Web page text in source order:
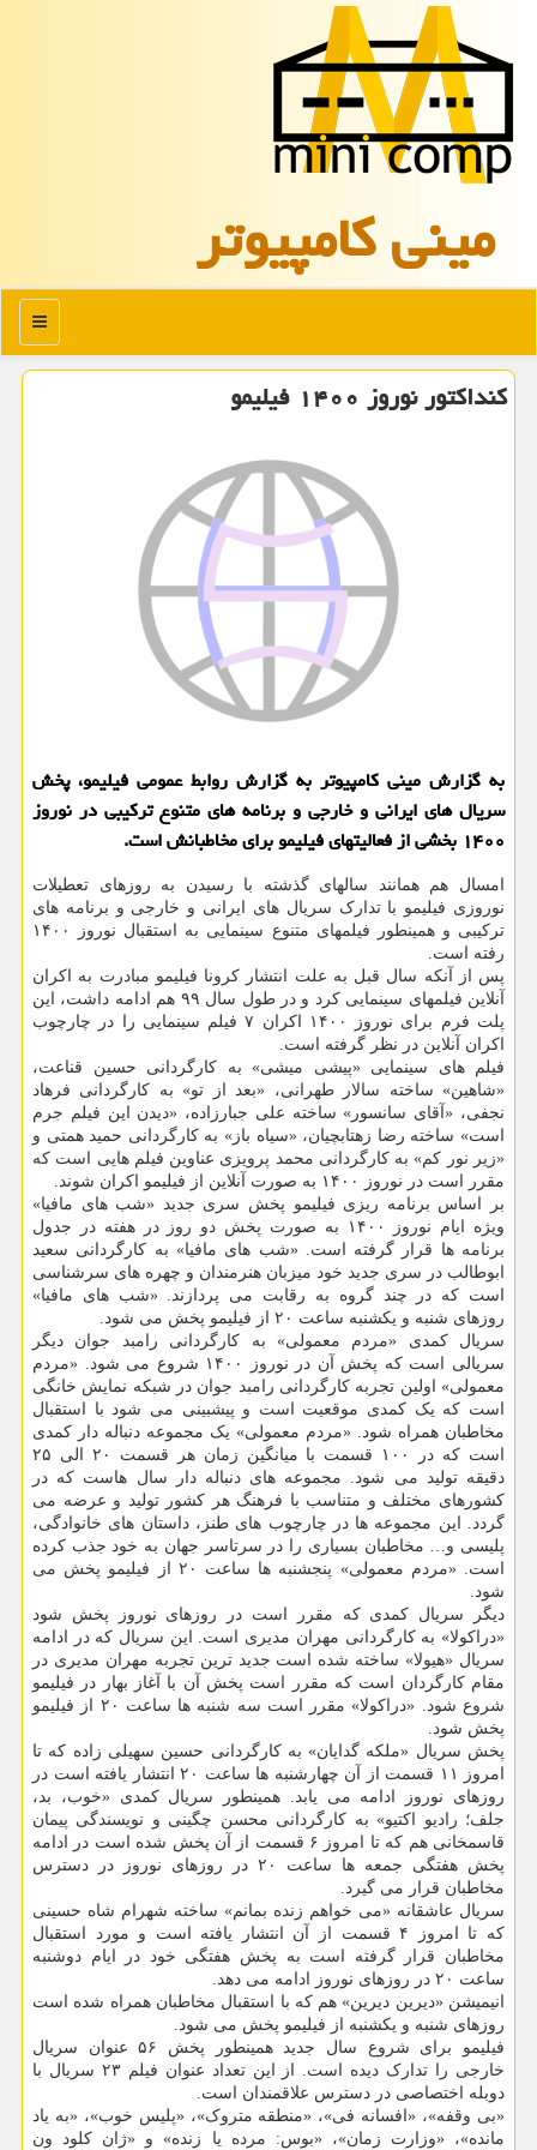
مینی كامپیوتر
منو
كنداكتور نوروز ۱۴۰۰ فیلیمو
به گزارش مینی کامپیوتر به گزارش روابط عمومی فیلیمو، پخش
سریال های ایرانی و خارجی و برنامه های متنوع ترکیبی در نوروز
۱۴۰۰ بخشی از فعالیتهای فیلیمو برای مخاطبانش است.
امسال هم همانند سالهای گذشته با رسیدن به روزهای تعطیلات
نوروزی فیلیمو با تدارک سریال های ایرانی و خارجی و برنامه های
ترکیبی و همینطور فیلمهای متنوع سینمایی به استقبال نوروز ۱۴۰۰
رفته است.
پس از آنکه سال قبل به علت انتشار کرونا فیلیمو مبادرت به اکران
آنلاین فیلمهای سینمایی کرد و در طول سال ۹۹ هم ادامه داشت، این
پلت فرم برای نوروز ۱۴۰۰ اکران ۷ فیلم سینمایی را در چارچوب
اکران آنلاین در نظر گرفته است.
فیلم های سینمایی «پیشی میشی» به کارگردانی حسین قناعت،
«شاهین» ساخته سالار طهرانی، «بعد از تو» به کارگردانی فرهاد
نجفی، «آقای سانسور» ساخته علی جبارزاده، «دیدن این فیلم جرم
است» ساخته رضا زهتابچیان، «سیاه باز» به کارگردانی حمید همتی و
«زیر نور کم» به کارگردانی محمد پرویزی عناوین فیلم هایی است که
مقرر است در نوروز ۱۴۰۰ به صورت آنلاین از فیلیمو اکران شوند.
بر اساس برنامه ریزی فیلیمو پخش سری جدید «شب های مافیا»
ویژه ایام نوروز ۱۴۰۰ به صورت پخش دو روز در هفته در جدول
برنامه ها قرار گرفته است. «شب های مافیا» به کارگردانی سعید
ابوطالب در سری جدید خود میزبان هنرمندان و چهره های سرشناسی
است که در چند گروه به رقابت می پردازند. «شب های مافیا»
روزهای شنبه و یکشنبه ساعت ۲۰ از فیلیمو پخش می شود.
سریال کمدی «مردم معمولی» به کارگردانی رامبد جوان دیگر
سریالی است که پخش آن در نوروز ۱۴۰۰ شروع می شود. «مردم
معمولی» اولین تجربه کارگردانی رامبد جوان در شبکه نمایش خانگی
است که یک کمدی موقعیت است و پیشبینی می شود با استقبال
مخاطبان همراه شود. «مردم معمولی» یک مجموعه دنباله دار کمدی
است که در ۱۰۰ قسمت با میانگین زمان هر قسمت ۲۰ الی ۲۵
دقیقه تولید می شود. مجموعه های دنباله دار سال هاست که در
کشورهای مختلف و متناسب با فرهنگ هر کشور تولید و عرضه می
گردد. این مجموعه ها در چارچوب های طنز، داستان های خانوادگی،
پلیسی و… مخاطبان بسیاری را در سرتاسر جهان به خود جذب کرده
است. «مردم معمولی» پنجشنبه ها ساعت ۲۰ از فیلیمو پخش می
شود.
دیگر سریال کمدی که مقرر است در روزهای نوروز پخش شود
«دراکولا» به کارگردانی مهران مدیری است. این سریال که در ادامه
سریال «هیولا» ساخته شده است جدید ترین تجربه مهران مدیری در
مقام کارگردان است که مقرر است پخش آن با آغاز بهار در فیلیمو
شروع شود. «دراکولا» مقرر است سه شنبه ها ساعت ۲۰ از فیلیمو
پخش شود.
پخش سریال «ملکه گدایان» به کارگردانی حسین سهیلی زاده که تا
امروز ۱۱ قسمت از آن چهارشنبه ها ساعت ۲۰ انتشار یافته است در
روزهای نوروز ادامه می یابد. همینطور سریال کمدی «خوب، بد،
جلف؛ رادیو اکتیو» به کارگردانی محسن چگینی و نویسندگی پیمان
قاسمخانی هم که تا امروز ۶ قسمت از آن پخش شده است در ادامه
پخش هفتگی جمعه ها ساعت ۲۰ در روزهای نوروز در دسترس
مخاطبان قرار می گیرد.
سریال عاشقانه «می خواهم زنده بمانم» ساخته شهرام شاه حسینی
که تا امروز ۴ قسمت از آن انتشار یافته است و مورد استقبال
مخاطبان قرار گرفته است به پخش هفتگی خود در ایام دوشنبه
ساعت ۲۰ در روزهای نوروز ادامه می دهد.
انیمیشن «دیرین دیرین» هم که با استقبال مخاطبان همراه شده است
روزهای شنبه و یکشنبه از فیلیمو پخش می شود.
فیلیمو برای شروع سال جدید همینطور پخش ۵۶ عنوان سریال
خارجی را تدارک دیده است. از این تعداد عنوان فیلم ۲۳ سریال با
دوبله اختصاصی در دسترس علاقمندان است.
«بی وقفه»، «افسانه فی»، «منطقه متروک»، «پلیس خوب»، «به یاد
مانده»، «وزارت زمان»، «بوس: مرده یا زنده» و «ژان کلود ون